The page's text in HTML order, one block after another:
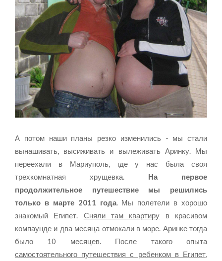
А потом наши планы резко изменились - мы стали
вынашивать, высиживать и вылеживать Аринку. Мы
переехали в Мариуполь, где у нас была своя
трехкомнатная хрущевка. На первое
продолжительное путешествие мы решились
только в марте 2011 года. Мы полетели в хорошо
знакомый Египет. Сняли там квартиру в красивом
компаунде и два месяца отмокали в море. Аринке тогда
было 10 месяцев. После такого опыта
самостоятельного путешествия с ребенком в Египет,